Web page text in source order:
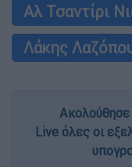
Αλ Τσαντίρι
Λάκης
Live όλες οι